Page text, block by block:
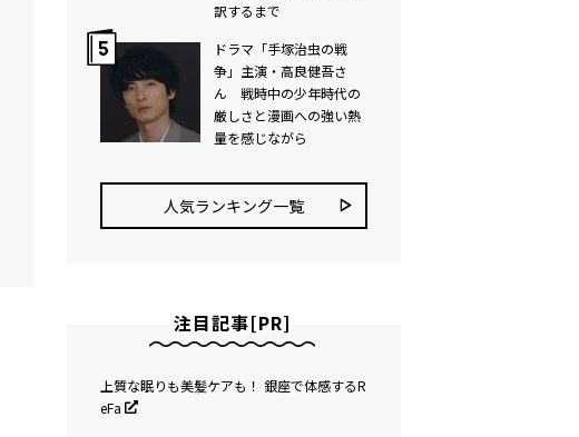
訳するまで
ドラマ「手塚治虫の戦
争」主演・高良健吾さ
ん 戦時中の少年時代の
厳しさと漫画への強い熱
量を感じながら
人気ランキング⼀覧
注目記事[PR]
上質な眠りも美髪ケアも！ 銀座で体感するR
eFa